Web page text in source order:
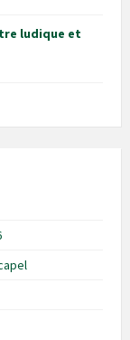
ludique et